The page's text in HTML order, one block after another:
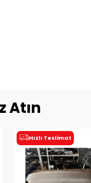
Atın
Hızlı Teslimat